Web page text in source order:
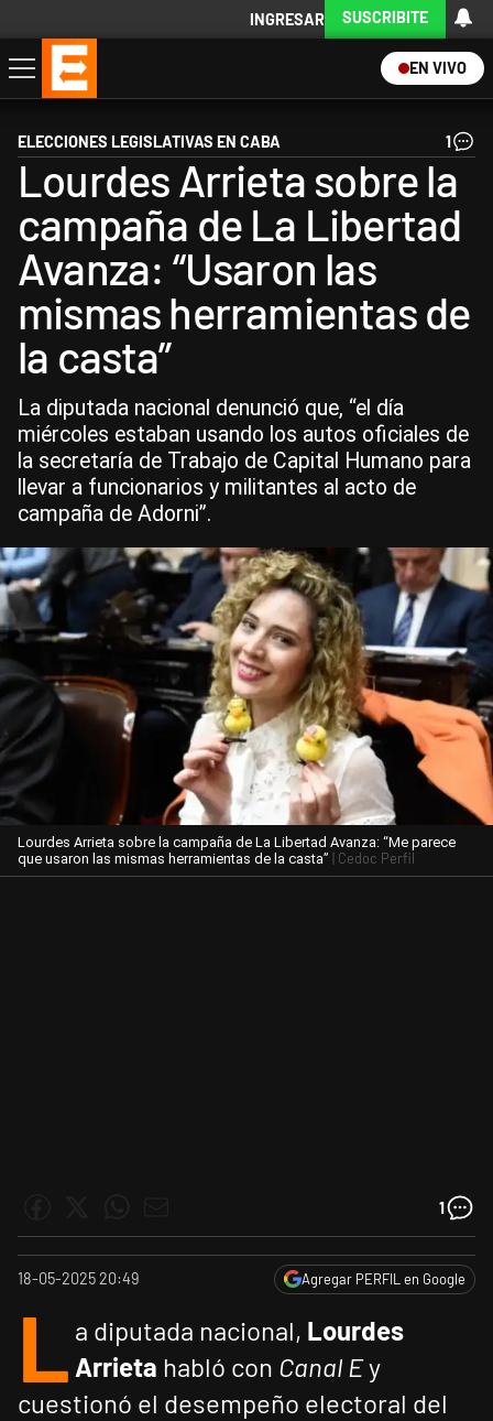
INGRESAR SUSCRIBITE
EN VIVO
Economía
Política
Internacional
Actualidad
Descargá la App
ELECCIONES LEGISLATIVAS EN CABA 1
Lourdes Arrieta sobre la
campaña de La Libertad
Avanza: “Usaron las
mismas herramientas de
la casta”
La diputada nacional denunció que, “el día
miércoles estaban usando los autos oficiales de
la secretaría de Trabajo de Capital Humano para
llevar a funcionarios y militantes al acto de
campaña de Adorni”.
Lourdes Arrieta sobre la campaña de La Libertad Avanza: “Me parece
que usaron las mismas herramientas de la casta” | Cedoc Perfil
1
18-05-2025 20:49 Agregar PERFIL en Google
L a diputada nacional, Lourdes
Arrieta habló con Canal Ey
cuestionó el desempeño electoral del